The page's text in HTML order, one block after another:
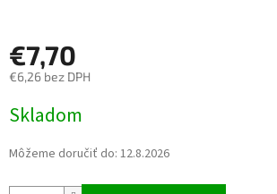
€7,70
€6,26 bez DPH
Skladom
Môžeme doručiť do: 12.8.2026